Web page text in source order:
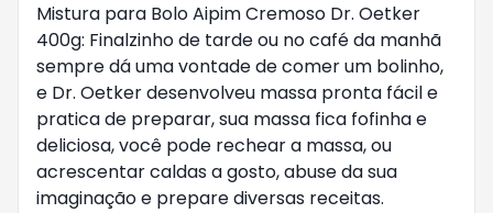
Mistura para Bolo Aipim Cremoso Dr. Oetker
400g: Finalzinho de tarde ou no café da manhã
sempre dá uma vontade de comer um bolinho,
e Dr. Oetker desenvolveu massa pronta fácil e
pratica de preparar, sua massa fica fofinha e
deliciosa, você pode rechear a massa, ou
acrescentar caldas a gosto, abuse da sua
imaginação e prepare diversas receitas.